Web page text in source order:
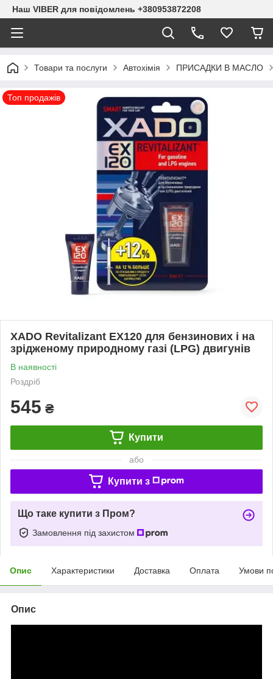
Наш VIBER для повідомлень +380953872208
Товари та послуги Автохімія ПРИСАДКИ В МАСЛО
Топ продажів
XADO Revitalizant EX120 для бензинових і на
зрідженому природному газі (LPG) двигунів
В наявності
Роздріб
545 ₴
Купити
або
Купити з
Що таке купити з Пром?
Замовлення під захистом
Опис Характеристики Доставка Оплата Умови
Опис